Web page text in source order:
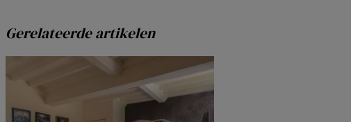
Gerelateerde artikelen